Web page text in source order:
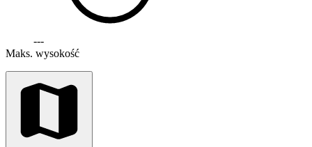
---
Maks. wysokość